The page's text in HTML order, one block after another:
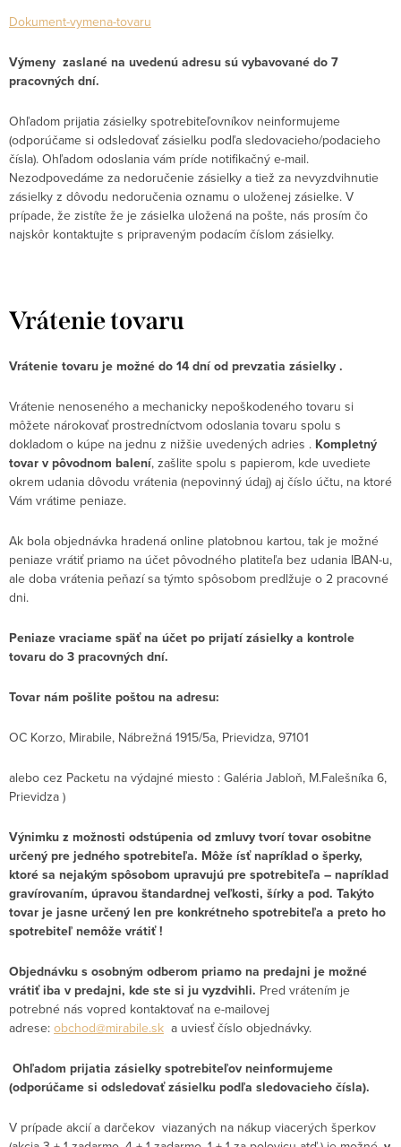
Dokument-vymena-tovaru
Výmeny zaslané na uvedenú adresu sú vybavované do 7
pracovných dní.
Ohľadom prijatia zásielky spotrebiteľovníkov neinformujeme
(odporúčame si odsledovať zásielku podľa sledovacieho/podacieho
čísla). Ohľadom odoslania vám príde notifikačný e-mail.
Nezodpovedáme za nedoručenie zásielky a tiež za nevyzdvihnutie
zásielky z dôvodu nedoručenia oznamu o uloženej zásielke. V
prípade, že zistíte že je zásielka uložená na pošte, nás prosím čo
najskôr kontaktujte s pripraveným podacím číslom zásielky.
Vrátenie tovaru
Vrátenie tovaru je možné do 14 dní od prevzatia zásielky .
Vrátenie nenoseného a mechanicky nepoškodeného tovaru si
môžete nárokovať prostredníctvom odoslania tovaru spolu s
dokladom o kúpe na jednu z nižšie uvedených adries . Kompletný
tovar v pôvodnom balení, zašlite spolu s papierom, kde uvediete
okrem udania dôvodu vrátenia (nepovinný údaj) aj číslo účtu, na ktoré
Vám vrátime peniaze.
Ak bola objednávka hradená online platobnou kartou, tak je možné
peniaze vrátiť priamo na účet pôvodného platiteľa bez udania IBAN-u,
ale doba vrátenia peňazí sa týmto spôsobom predlžuje o 2 pracovné
dni.
Peniaze vraciame späť na účet po prijatí zásielky a kontrole
tovaru do 3 pracovných dní.
Tovar nám pošlite poštou na adresu:
OC Korzo, Mirabile, Nábrežná 1915/5a, Prievidza, 97101
alebo cez Packetu na výdajné miesto : Galéria Jabloň, M.Falešníka 6,
Prievidza )
Výnimku z možnosti odstúpenia od zmluvy tvorí tovar osobitne
určený pre jedného spotrebiteľa. Môže ísť napríklad o šperky,
ktoré sa nejakým spôsobom upravujú pre spotrebiteľa – napríklad
gravírovaním, úpravou štandardnej veľkosti, šírky a pod. Takýto
tovar je jasne určený len pre konkrétneho spotrebiteľa a preto ho
spotrebiteľ nemôže vrátiť !
Objednávku s osobným odberom priamo na predajni je možné
vrátiť iba v predajni, kde ste si ju vyzdvihli. Pred vrátením je
potrebné nás vopred kontaktovať na e-mailovej
adrese: obchod@mirabile.sk a uviesť číslo objednávky.
Ohľadom prijatia zásielky spotrebiteľov neinformujeme
(odporúčame si odsledovať zásielku podľa sledovacieho čísla).
V prípade akcií a darčekov viazaných na nákup viacerých šperkov